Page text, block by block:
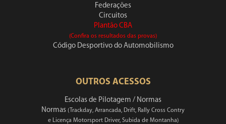
Federações
Circuitos
Plantão CBA
(Confira os resultados das provas)
Código Desportivo do Automobilismo
OUTROS ACESSOS
Escolas de Pilotagem / Normas
Normas (Trackday, Arrancada, Drift, Rally Cross Contry
e Licença Motorsport Driver, Subida de Montanha)